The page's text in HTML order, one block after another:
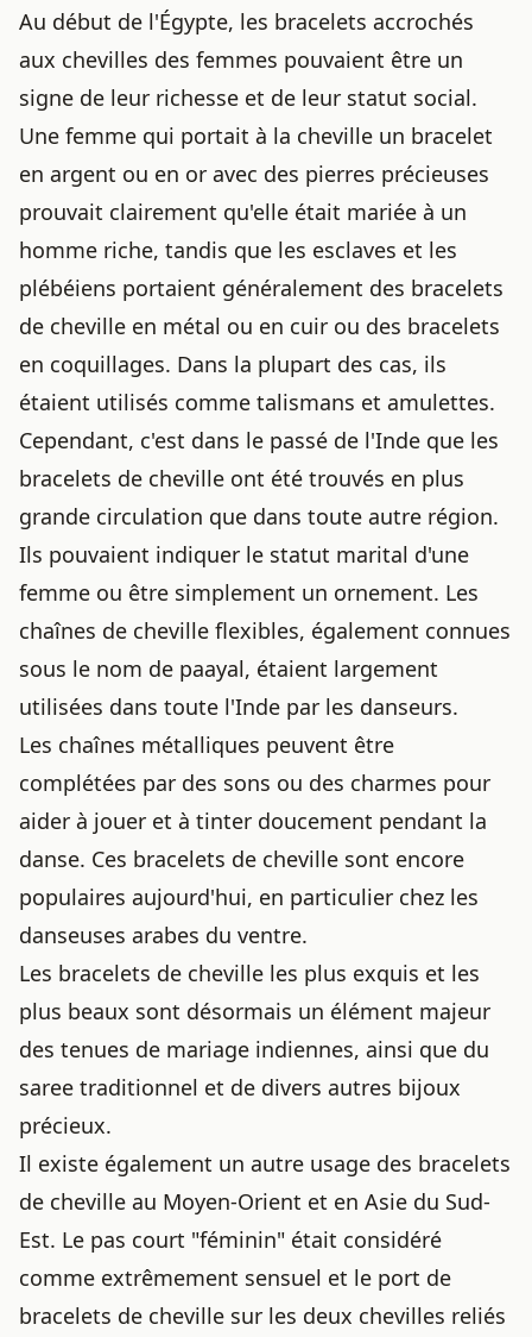
Au début de l'Égypte, les bracelets accrochés
aux chevilles des femmes pouvaient être un
signe de leur richesse et de leur statut social.
Une femme qui portait à la cheville un bracelet
en argent ou en or avec des pierres précieuses
prouvait clairement qu'elle était mariée à un
homme riche, tandis que les esclaves et les
plébéiens portaient généralement des bracelets
de cheville en métal ou en cuir ou des bracelets
en coquillages. Dans la plupart des cas, ils
étaient utilisés comme talismans et amulettes.
Cependant, c'est dans le passé de l'Inde que les
bracelets de cheville ont été trouvés en plus
grande circulation que dans toute autre région.
Ils pouvaient indiquer le statut marital d'une
femme ou être simplement un ornement. Les
chaînes de cheville flexibles, également connues
sous le nom de paayal, étaient largement
utilisées dans toute l'Inde par les danseurs.
Les chaînes métalliques peuvent être
complétées par des sons ou des charmes pour
aider à jouer et à tinter doucement pendant la
danse. Ces bracelets de cheville sont encore
populaires aujourd'hui, en particulier chez les
danseuses arabes du ventre.
Les bracelets de cheville les plus exquis et les
plus beaux sont désormais un élément majeur
des tenues de mariage indiennes, ainsi que du
saree traditionnel et de divers autres bijoux
précieux.
Il existe également un autre usage des bracelets
de cheville au Moyen-Orient et en Asie du Sud-
Est. Le pas court "féminin" était considéré
comme extrêmement sensuel et le port de
bracelets de cheville sur les deux chevilles reliés